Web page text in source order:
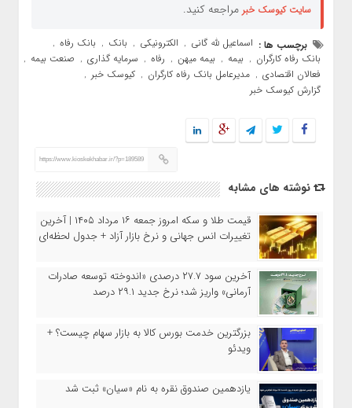
سایت کیوسک خبر مراجعه کنید.
برچسب ها : اسماعیل لله گانی , الکترونیکی , بانک , بانک رفاه ,
بانک رفاه کارگران , بیمه , بیمه میهن , رفاه , سرمایه گذاری , صنعت بیمه ,
فعالان اقتصادی , مدیرعامل بانک رفاه کارگران , کیوسک خبر ,
گزارش کیوسک خبر
https://www.kioskekhabar.ir/?p=189589
نوشته های مشابه
قیمت طلا و سکه امروز جمعه ۱۶ مرداد ۱۴۰۵ | آخرین
تغییرات انس جهانی و نرخ بازار آزاد + جدول لحظه‌ای
آخرین سود ۲۷.۷ درصدی «اندوخته توسعه صادرات
آرمانی» واریز شد؛ نرخ جدید ۲۹.۱ درصد
بزرگترین خدمت بورس کالا به بازار سهام چیست؟ +
ویدئو
یازدهمین صندوق نقره به نام «سیان» ثبت شد